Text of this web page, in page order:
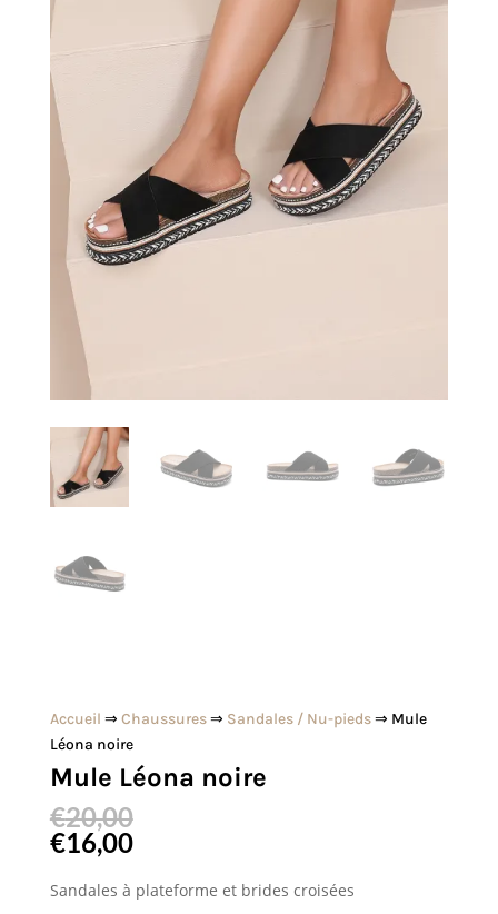
Accueil ⇒ Chaussures⇒ Sandales / Nu-pieds⇒ Mule
Léona noire
Mule Léona noire
€20,00
€16,00
Sandales à plateforme et brides croisées